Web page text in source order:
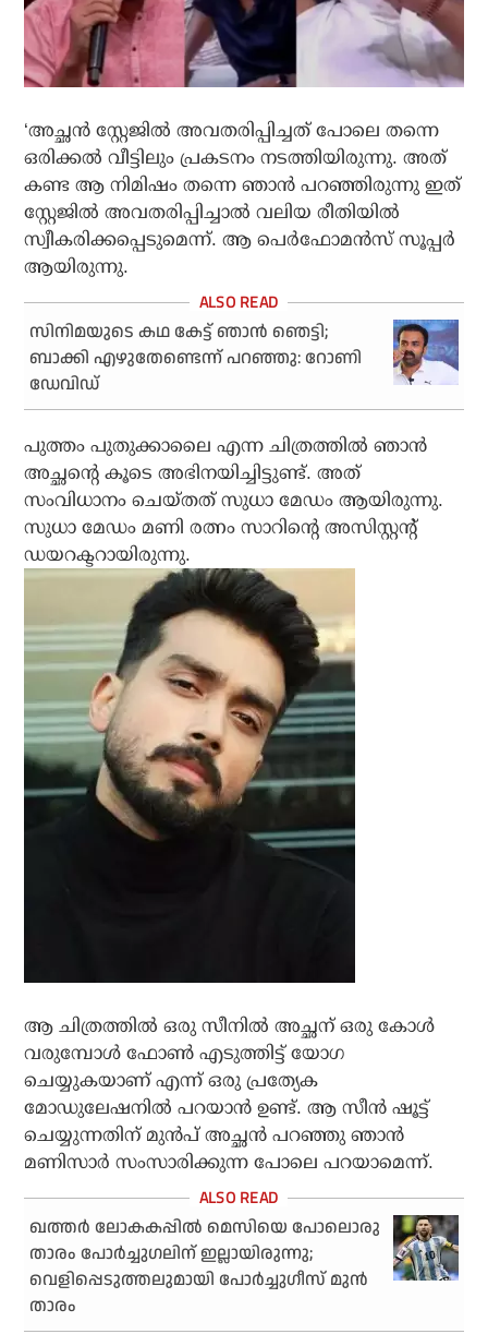
‘അച്ഛൻ സ്റ്റേജിൽ അവതരിപ്പിച്ചത് പോലെ തന്നെ
ഒരിക്കൽ വീട്ടിലും പ്രകടനം നടത്തിയിരുന്നു. അത്
കണ്ട ആ നിമിഷം തന്നെ ഞാൻ പറഞ്ഞിരുന്നു ഇത്
സ്റ്റേജിൽ അവതരിപ്പിച്ചാൽ വലിയ രീതിയിൽ
സ്വീകരിക്കപ്പെടുമെന്ന്. ആ പെർഫോമൻസ് സൂപ്പർ
ആയിരുന്നു.
സിനിമയുടെ കഥ കേട്ട് ഞാന്‍ ഞെട്ടി;
ബാക്കി എഴുതേണ്ടെന്ന് പറഞ്ഞു: റോണി
ഡേവിഡ്
പുത്തം പുതുക്കാലൈ എന്ന ചിത്രത്തിൽ ഞാൻ
അച്ഛന്റെ കൂടെ അഭിനയിച്ചിട്ടുണ്ട്. അത്
സംവിധാനം ചെയ്തത് സുധാ മേഡം ആയിരുന്നു.
സുധാ മേഡം മണി രത്നം സാറിന്റെ അസിസ്റ്റന്റ്
ഡയറക്ടറായിരുന്നു.
ആ ചിത്രത്തിൽ ഒരു സീനിൽ അച്ഛന് ഒരു കോൾ
വരുമ്പോൾ ഫോൺ എടുത്തിട്ട് യോഗ
ചെയ്യുകയാണ് എന്ന് ഒരു പ്രത്യേക
മോഡുലേഷനിൽ പറയാൻ ഉണ്ട്. ആ സീൻ ഷൂട്ട്
ചെയ്യുന്നതിന് മുൻപ് അച്ഛൻ പറഞ്ഞു ഞാൻ
മണിസാർ സംസാരിക്കുന്ന പോലെ പറയാമെന്ന്.
ഖത്തര്‍ ലോകകപ്പില്‍ മെസിയെ പോലൊരു
താരം പോര്‍ച്ചുഗലിന് ഇല്ലായിരുന്നു;
വെളിപ്പെടുത്തലുമായി പോര്‍ച്ചുഗീസ് മുന്‍
താരം